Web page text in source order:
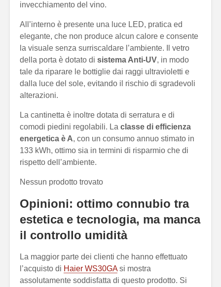
invecchiamento del vino.
All’interno è presente una luce LED, pratica ed
elegante, che non produce alcun calore e consente
la visuale senza surriscaldare l’ambiente. Il vetro
della porta è dotato di sistema Anti-UV, in modo
tale da riparare le bottiglie dai raggi ultravioletti e
dalla luce del sole, evitando il rischio di sgradevoli
alterazioni.
La cantinetta è inoltre dotata di serratura e di
comodi piedini regolabili. La classe di efficienza
energetica è A, con un consumo annuo stimato in
133 kWh, ottimo sia in termini di risparmio che di
rispetto dell’ambiente.
Nessun prodotto trovato
Opinioni: ottimo connubio tra
estetica e tecnologia, ma manca
il controllo umidità
La maggior parte dei clienti che hanno effettuato
l’acquisto di Haier WS30GAsi mostra
assolutamente soddisfatta di questo prodotto. Si